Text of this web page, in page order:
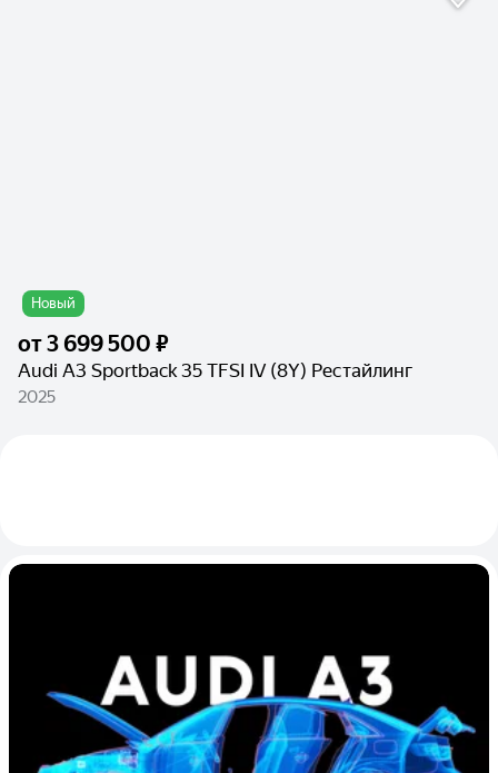
Новый
от3 699 500 ₽
Audi A3 Sportback 35 TFSI IV (8Y) Рестайлинг
2025